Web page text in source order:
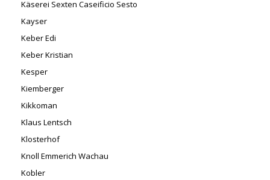
Käserei Sexten Caseificio Sesto
Kayser
Keber Edi
Keber Kristian
Kesper
Kiemberger
Kikkoman
Klaus Lentsch
Klosterhof
Knoll Emmerich Wachau
Kobler